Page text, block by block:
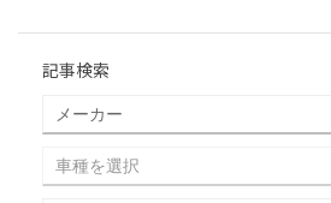
記事検索